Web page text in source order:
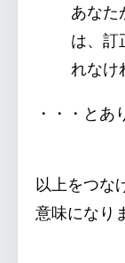
あなた
は、訂
れなけ
・・・とあ
以上をつな
意味になり